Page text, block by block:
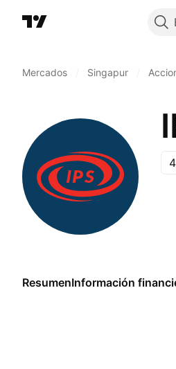
Mercados Singapur
ResumenInformación